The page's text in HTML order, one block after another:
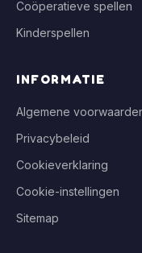
Coöperatieve spellen
Kinderspellen
INFORMATIE
Algemene
Privacybeleid
Cookieverklaring
Cookie-instellingen
Sitemap